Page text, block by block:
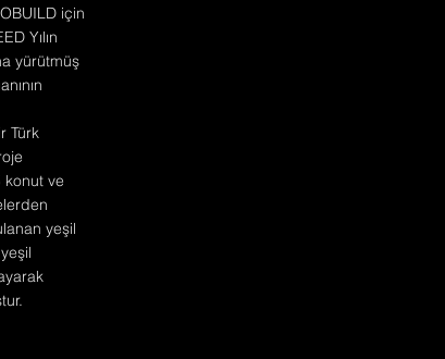
için
Yılın
yürütmüş
Türk
konut ve
yeşil